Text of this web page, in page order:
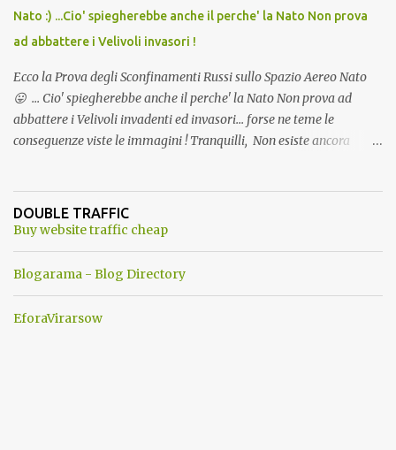
Nato :) ...Cio' spiegherebbe anche il perche' la Nato Non prova
ad abbattere i Velivoli invasori !
Ecco la Prova degli Sconfinamenti Russi sullo Spazio Aereo Nato
😛 ... Cio' spiegherebbe anche il perche' la Nato Non prova ad
abbattere i Velivoli invadenti ed invasori... forse ne teme le
conseguenze viste le immagini ! Tranquilli, Non esiste ancora
ancora una fantasia Nato o forse una "False Flag", per provocare
una guerra mondiale che difficilmente da menti sane, potrebbe
DOUBLE TRAFFIC
Buy website traffic cheap
Blogarama - Blog Directory
EforaVirarsow